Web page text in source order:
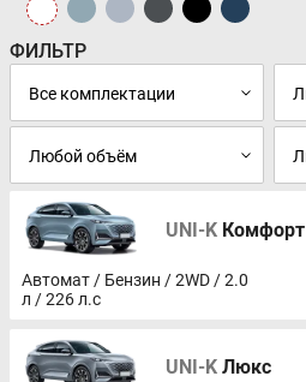
ФИЛЬТР
UNI-K Комфорт
Автомат / Бензин / 2WD / 2.0
л / 226 л.с
UNI-K Люкс